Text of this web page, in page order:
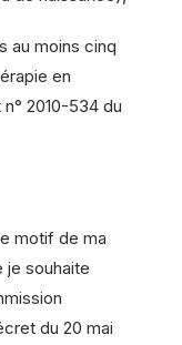
au moins cinq
en
2010-534 du
motif de ma
je souhaite
du 20 mai